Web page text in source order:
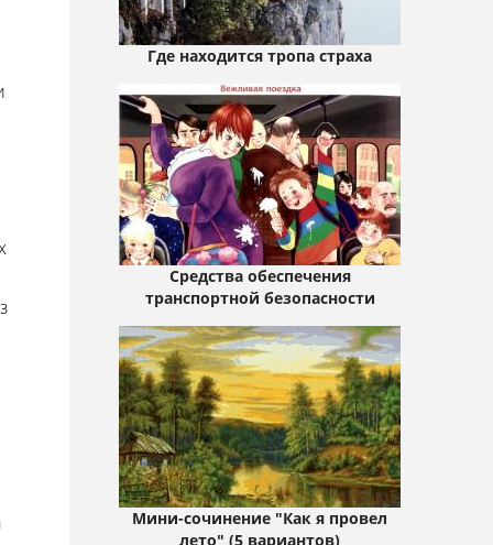
Где находится тропа страха
Средства обеспечения
транспортной безопасности
Мини-сочинение "Как я провел
лето" (5 вариантов)